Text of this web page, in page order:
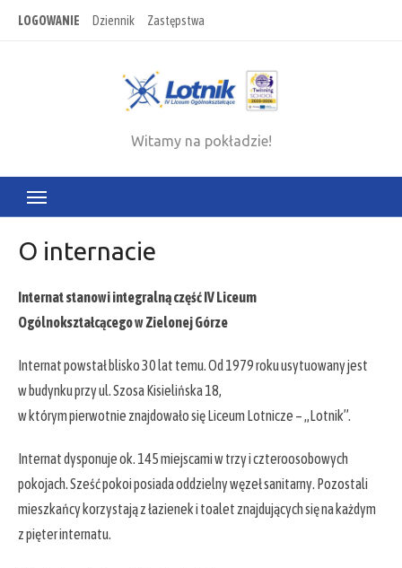
Skip
LOGOWANIE Dziennik Zastępstwa
Witamy na pokładzie!
O internacie
Internat stanowi integralną częśćIV Liceum
Ogólnokształcącegow Zielonej Górze
Internat powstał blisko 30 lat temu. Od 1979 roku usytuowany jest
w budynku przy ul. Szosa Kisielińska 18,
w którym pierwotnie znajdowało się Liceum Lotnicze – „Lotnik”.
Internat dysponuje ok. 145 miejscami w trzy i czteroosobowych
pokojach. Sześć pokoi posiada oddzielny węzeł sanitarny. Pozostali
mieszkańcy korzystają z łazienek i toalet znajdujących się na każdym
z pięter internatu.